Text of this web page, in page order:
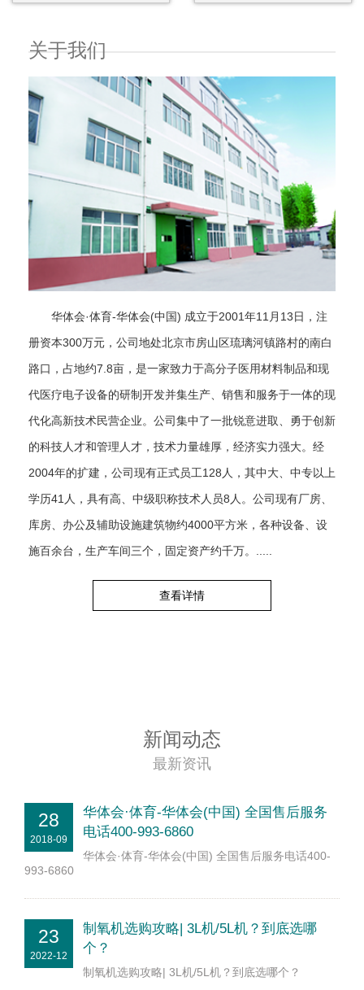
关于我们
华体会·体育-华体会(中国) 成立于2001年11月13日，注
册资本300万元，公司地处北京市房山区琉璃河镇路村的南白
路口，占地约7.8亩，是一家致力于高分子医用材料制品和现
代医疗电子设备的研制开发并集生产、销售和服务于一体的现
代化高新技术民营企业。公司集中了一批锐意进取、勇于创新
的科技人才和管理人才，技术力量雄厚，经济实力强大。经
2004年的扩建，公司现有正式员工128人，其中大、中专以上
学历41人，具有高、中级职称技术人员8人。公司现有厂房、
库房、办公及辅助设施建筑物约4000平方米，各种设备、设
施百余台，生产车间三个，固定资产约千万。.....
查看详情
新闻动态
最新资讯
28
2018-09
华体会·体育-华体会(中国) 全国售后服务
电话400-993-6860
华体会·体育-华体会(中国) 全国售后服务电话400-
993-6860
23
2022-12
制氧机选购攻略| 3L机/5L机？到底选哪
个？
制氧机选购攻略| 3L机/5L机？到底选哪个？